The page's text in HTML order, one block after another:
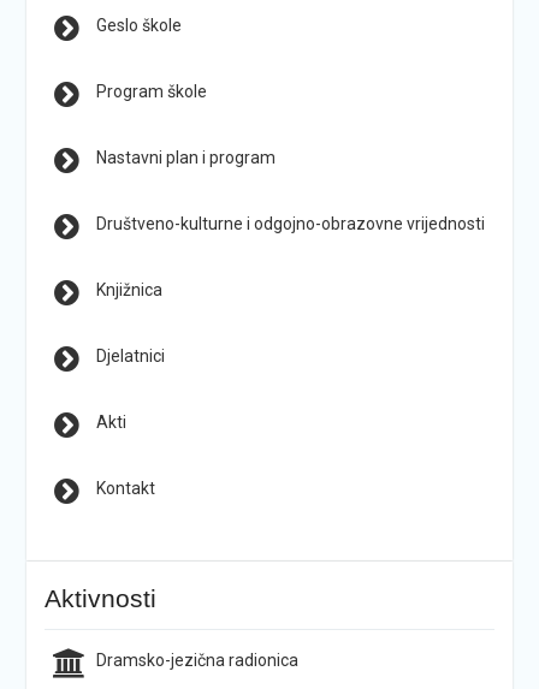
Geslo škole
Program škole
Nastavni plan i program
Društveno-kulturne i odgojno-obrazovne vrijednosti
Knjižnica
Djelatnici
Akti
Kontakt
Aktivnosti
Dramsko-jezična radionica